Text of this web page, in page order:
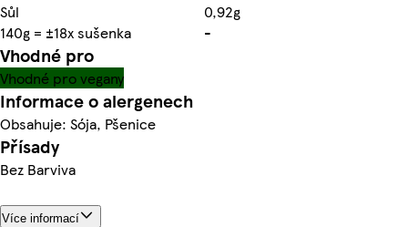
Sůl
0,92g
140g = ±18x sušenka
-
Vhodné pro
Vhodné pro vegany
Informace o alergenech
Obsahuje: Sója, Pšenice
Přísady
Bez Barviva
Více informací